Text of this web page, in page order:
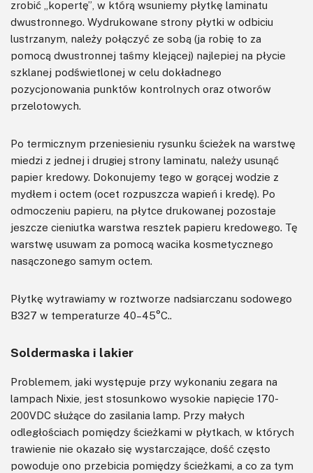
zrobić „kopertę”, w którą wsuniemy płytkę laminatu
dwustronnego. Wydrukowane strony płytki w odbiciu
lustrzanym, należy połączyć ze sobą (ja robię to za
pomocą dwustronnej taśmy klejącej) najlepiej na płycie
szklanej podświetlonej w celu dokładnego
pozycjonowania punktów kontrolnych oraz otworów
przelotowych.
Po termicznym przeniesieniu rysunku ścieżek na warstwę
miedzi z jednej i drugiej strony laminatu, należy usunąć
papier kredowy. Dokonujemy tego w gorącej wodzie z
mydłem i octem (ocet rozpuszcza wapień i kredę). Po
odmoczeniu papieru, na płytce drukowanej pozostaje
jeszcze cieniutka warstwa resztek papieru kredowego. Tę
warstwę usuwam za pomocą wacika kosmetycznego
nasączonego samym octem.
Płytkę wytrawiamy w roztworze nadsiarczanu sodowego
B327 w temperaturze 40–45°C..
Soldermaska i lakier
Problemem, jaki występuje przy wykonaniu zegara na
lampach Nixie, jest stosunkowo wysokie napięcie 170-
200VDC służące do zasilania lamp. Przy małych
odległościach pomiędzy ścieżkami w płytkach, w których
trawienie nie okazało się wystarczające, dość często
powoduje ono przebicia pomiędzy ścieżkami, a co za tym